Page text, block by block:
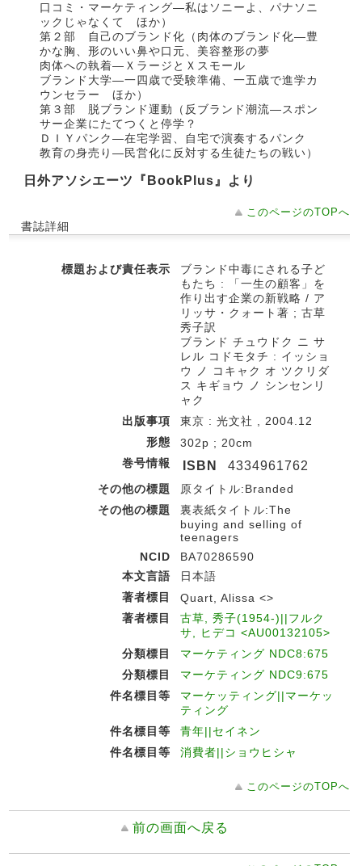
口コミ・マーケティング―私はソニーよ、パナソニ
ックじゃなくて ほか）
第２部 自己のブランド化（肉体のブランド化―豊
かな胸、形のいい鼻や口元、美容整形の夢
肉体への執着―ＸラージとＸスモール
ブランド大学―一四歳で受験準備、一五歳で進学カ
ウンセラー ほか）
第３部 脱ブランド運動（反ブランド潮流―スポン
サー企業にたてつくと停学？
ＤＩＹパンク―在宅学習、自宅で演奏するパンク
教育の身売り―民営化に反対する生徒たちの戦い）
日外アソシエーツ『BookPlus』より
このページのTOPへ
書誌詳細
標題および責任表示
ブランド中毒にされる子ど
もたち : 「一生の顧客」を
作り出す企業の新戦略 / ア
リッサ・クォート著 ; 古草
秀子訳
ブランド チュウドク ニ サ
レル コドモタチ : イッショ
ウ ノ コキャク オ ツクリダ
ス キギョウ ノ シンセンリ
ャク
出版事項
東京 : 光文社 , 2004.12
形態
302p ; 20cm
巻号情報
ISBN 4334961762
その他の標題
原タイトル:Branded
その他の標題
裏表紙タイトル:The
buying and selling of
teenagers
NCID
BA70286590
本文言語
日本語
著者標目
Quart, Alissa <>
著者標目
古草, 秀子(1954-)||フルク
サ, ヒデコ <AU00132105>
分類標目
マーケティング NDC8:675
分類標目
マーケティング NDC9:675
件名標目等
マーケッティング||マーケッ
ティング
件名標目等
青年||セイネン
件名標目等
消費者||ショウヒシャ
このページのTOPへ
前の画面へ戻る